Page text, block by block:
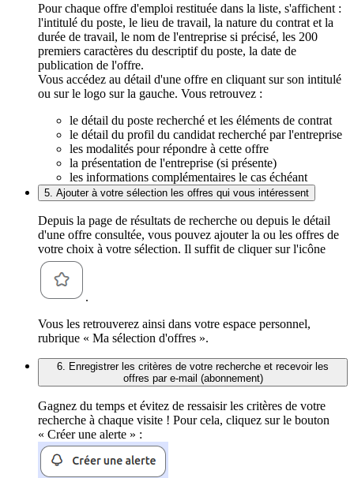
Pour chaque offre d'emploi restituée dans la liste, s'affichent :
l'intitulé du poste, le lieu de travail, la nature du contrat et la
durée de travail, le nom de l'entreprise si précisé, les 200
premiers caractères du descriptif du poste, la date de
publication de l'offre.
Vous accédez au détail d'une offre en cliquant sur son intitulé
ou sur le logo sur la gauche. Vous retrouvez :
le détail du poste recherché et les éléments de contrat
le détail du profil du candidat recherché par l'entreprise
les modalités pour répondre à cette offre
la présentation de l'entreprise (si présente)
les informations complémentaires le cas échéant
5. Ajouter à votre sélection les offres qui vous intéressent
Depuis la page de résultats de recherche ou depuis le détail
d'une offre consultée, vous pouvez ajouter la ou les offres de
votre choix à votre sélection. Il suffit de cliquer sur l'icône
.
Vous les retrouverez ainsi dans votre espace personnel,
rubrique « Ma sélection d'offres ».
6. Enregistrer les critères de votre recherche et recevoir les
offres par e-mail (abonnement)
Gagnez du temps et évitez de ressaisir les critères de votre
recherche à chaque visite ! Pour cela, cliquez sur le bouton
« Créer une alerte » :